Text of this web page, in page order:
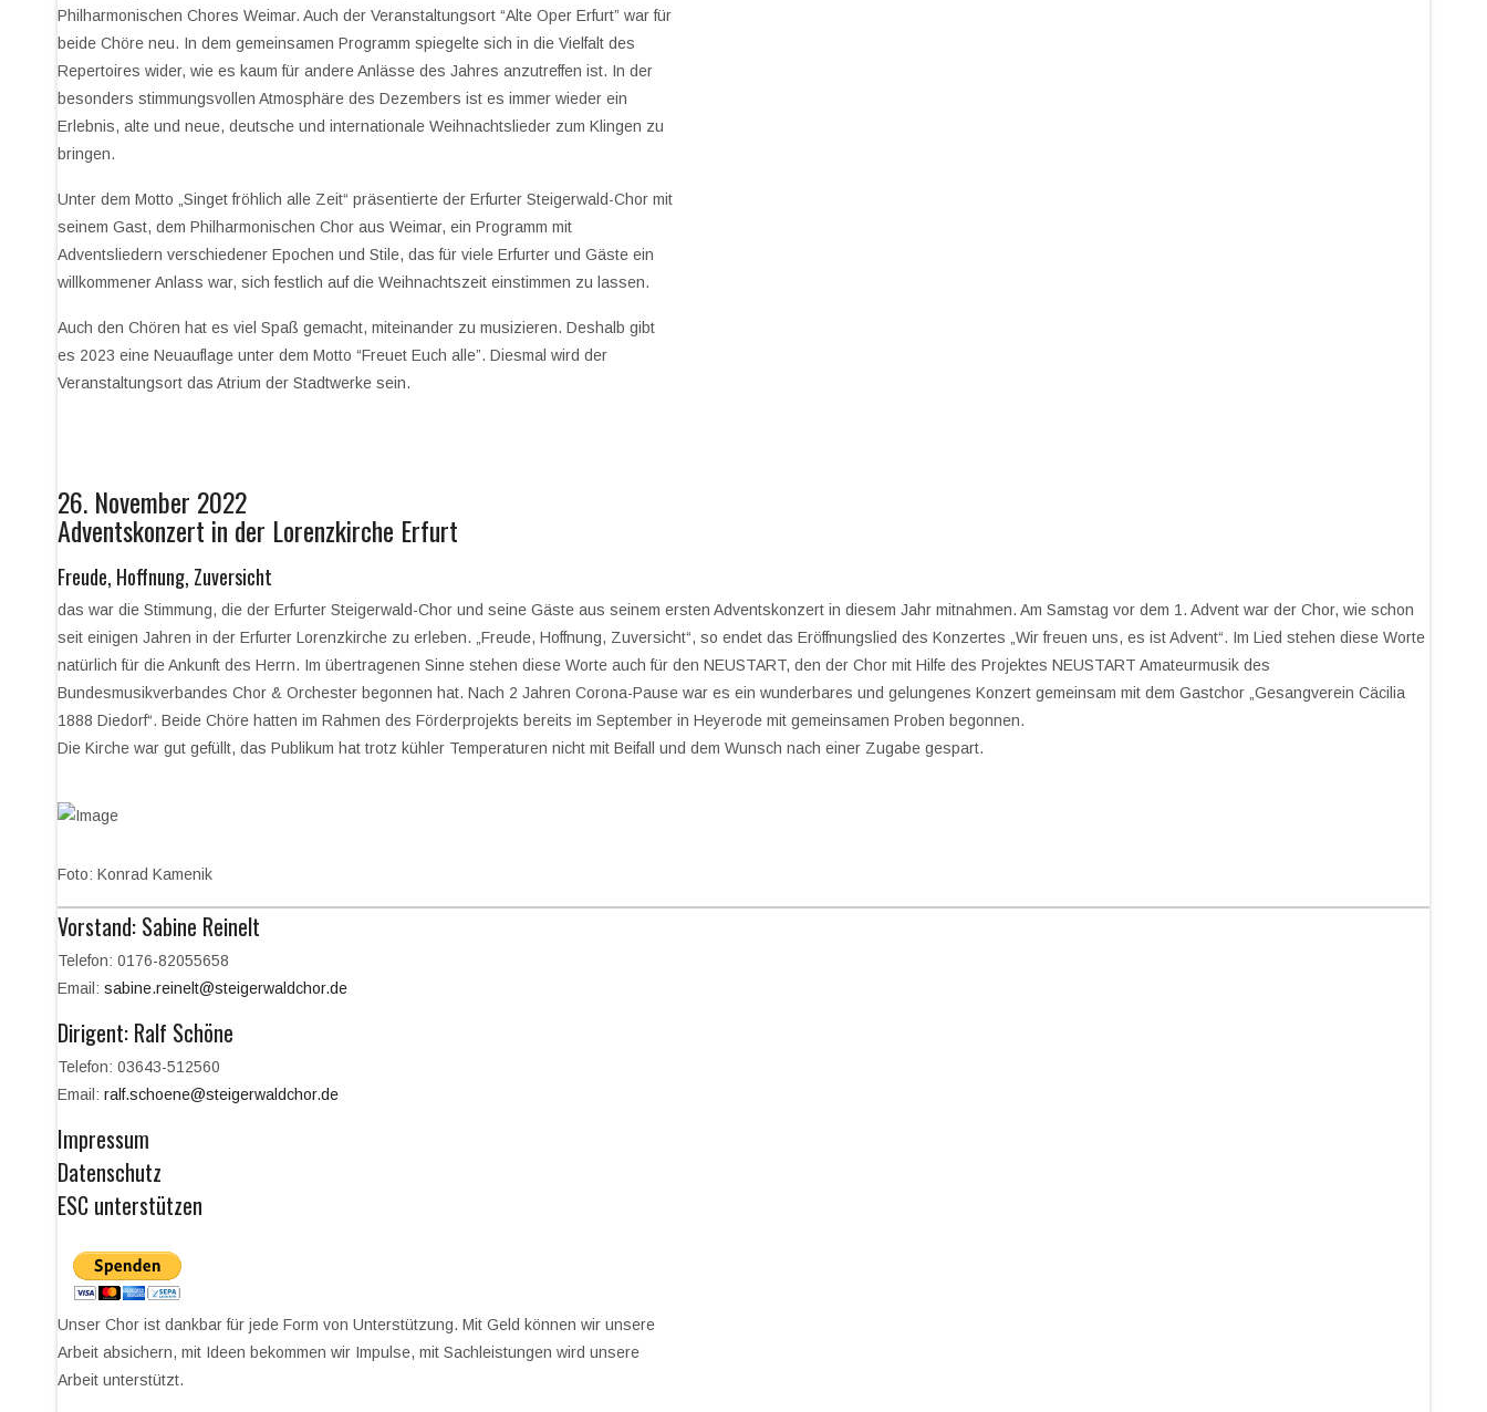
Philharmonischen Chores Weimar. Auch der Veranstaltungsort “Alte Oper Erfurt” war für
beide Chöre neu. In dem gemeinsamen Programm spiegelte sich in die Vielfalt des
Repertoires wider, wie es kaum für andere Anlässe des Jahres anzutreffen ist. In der
besonders stimmungsvollen Atmosphäre des Dezembers ist es immer wieder ein
Erlebnis, alte und neue, deutsche und internationale Weihnachtslieder zum Klingen zu
bringen.
Unter dem Motto „Singet fröhlich alle Zeit“ präsentierte der Erfurter Steigerwald-Chor mit
seinem Gast, dem Philharmonischen Chor aus Weimar, ein Programm mit
Adventsliedern verschiedener Epochen und Stile, das für viele Erfurter und Gäste ein
willkommener Anlass war, sich festlich auf die Weihnachtszeit einstimmen zu lassen.
Auch den Chören hat es viel Spaß gemacht, miteinander zu musizieren. Deshalb gibt
es 2023 eine Neuauflage unter dem Motto “Freuet Euch alle”. Diesmal wird der
Veranstaltungsort das Atrium der Stadtwerke sein.
26. November 2022
Adventskonzert in der Lorenzkirche Erfurt
Freude, Hoffnung, Zuversicht
das war die Stimmung, die der Erfurter Steigerwald-Chor und seine Gäste aus seinem ersten Adventskonzert in diesem Jahr mitnahmen. Am Samstag vor dem 1. Advent war der Chor, wie schon
seit einigen Jahren in der Erfurter Lorenzkirche zu erleben. „Freude, Hoffnung, Zuversicht“, so endet das Eröffnungslied des Konzertes „Wir freuen uns, es ist Advent“. Im Lied stehen diese Worte
natürlich für die Ankunft des Herrn. Im übertragenen Sinne stehen diese Worte auch für den NEUSTART, den der Chor mit Hilfe des Projektes NEUSTART Amateurmusik des
Bundesmusikverbandes Chor & Orchester begonnen hat. Nach 2 Jahren Corona-Pause war es ein wunderbares und gelungenes Konzert gemeinsam mit dem Gastchor „Gesangverein Cäcilia
1888 Diedorf“. Beide Chöre hatten im Rahmen des Förderprojekts bereits im September in Heyerode mit gemeinsamen Proben begonnen.
Die Kirche war gut gefüllt, das Publikum hat trotz kühler Temperaturen nicht mit Beifall und dem Wunsch nach einer Zugabe gespart.
Foto: Konrad Kamenik
Vorstand: Sabine Reinelt
Telefon: 0176-82055658
Email: sabine.reinelt@steigerwaldchor.de
Dirigent: Ralf Schöne
Telefon: 03643-512560
Email: ralf.schoene@steigerwaldchor.de
Impressum
Datenschutz
ESC unterstützen
Unser Chor ist dankbar für jede Form von Unterstützung. Mit Geld können wir unsere
Arbeit absichern, mit Ideen bekommen wir Impulse, mit Sachleistungen wird unsere
Arbeit unterstützt.